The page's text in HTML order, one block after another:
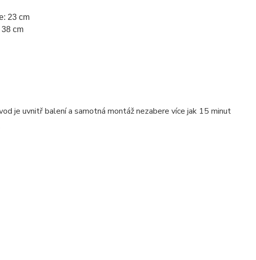
23 cm
cm
je uvnitř balení a samotná montáž nezabere více jak 15 minut